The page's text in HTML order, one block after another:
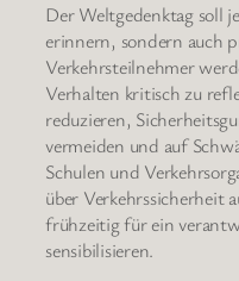
Der Weltgedenktag soll
erinnern, sondern auch
Verkehrsteilnehmer
Verhalten kritisch zu
reduzieren,
vermeiden und auf
Schulen und
über Verkehrssicherheit
frühzeitig für ein
sensibilisieren.